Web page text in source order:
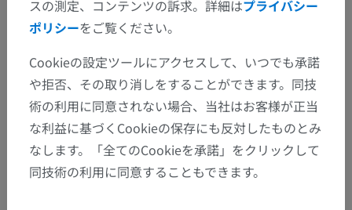
スの測定、コンテンツの訴求。詳細はプライバシー
ポリシーをご覧ください。
Cookieの設定ツールにアクセスして、いつでも承諾
や拒否、その取り消しをすることができます。同技
術の利用に同意されない場合、当社はお客様が正当
な利益に基づくCookieの保存にも反対したものとみ
なします。「全てのCookieを承諾」をクリックして
同技術の利用に同意することもできます。